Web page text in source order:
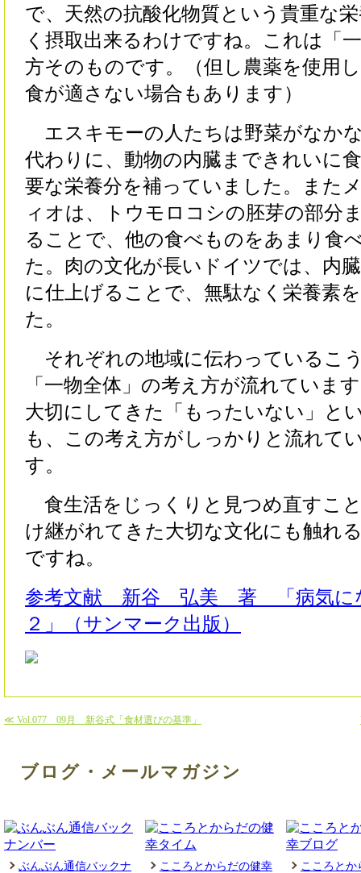
で、天然の抗酸化物質という貴重な
く摂取出来るわけですね。これは「
方そのものです。（但し農薬を使用
食が適さない場合もあります）
エスキモーの人たちは野菜がなか
代わりに、動物の内臓まできれいに
要な栄養分を補っていました。また
ィオは、トウモロコシの胚芽の部分
ることで、他の食べものをあまり食
た。肉の文化が長いドイツでは、内
に仕上げることで、無駄なく栄養素
た。
それぞれの地域に伝わっているこ
「一物全体」の考え方が流れていま
大切にしてきた「もったいない」と
も、この考え方がしっかりと流れて
す。
食生活をじっくりと見つめ直すこ
け継がれてきた大切な文化にも触れ
ですね。
参考文献 新谷 弘美 著 「病気に
２」（サンマーク出版）
≪ Vol.077 09月 新谷式「食材選びの基準」
ブログ・メールマガジン
ぶんぶん通信バックナ
こころとからだの健幸
こころとか